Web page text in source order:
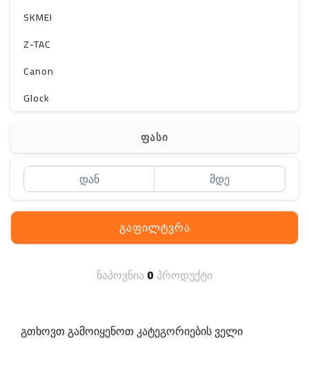
SKMEI
Z-TAC
Canon
Glock
Lancer Tactical
SIG SAUER
PENTAGON
ფასი
გაფილტვრა
ნაპოვნია0 პროდუქტი
გთხოვთ გამოიყენოთ კატეგორიების ველი